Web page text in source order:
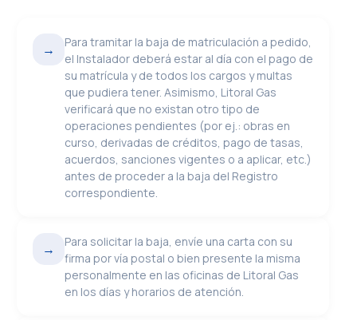
→
Para tramitar la baja de matriculación a pedido,
el Instalador deberá estar al día con el pago de
su matrícula y de todos los cargos y multas
que pudiera tener. Asimismo, Litoral Gas
verificará que no existan otro tipo de
operaciones pendientes (por ej.: obras en
curso, derivadas de créditos, pago de tasas,
acuerdos, sanciones vigentes o a aplicar, etc.)
antes de proceder a la baja del Registro
correspondiente.
→
Para solicitar la baja, envíe una carta con su
firma por vía postal o bien presente la misma
personalmente en las oficinas de Litoral Gas
en los días y horarios de atención.